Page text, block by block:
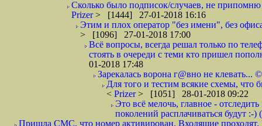
Сколько было подписок/случаев, не
Prizer> [1444] 27-01-2018 16:16
Этим и плох оператор "без имени", без
> [1096] 27-01-2018 17:00
Всё вопросы, всегда решал только по
стоять в очереди с теми кто пришел
01-2018 17:48
Зарекалась ворона г@вно не клевать...
Для того и тестим всякие схемы, что
< Prizer> [1051] 28-01-2018 09:22
Это всё мелочь, главное -
поколений расплачиваться будут :-)
Пришла СМС, что номер активирован. Входящие проходят.